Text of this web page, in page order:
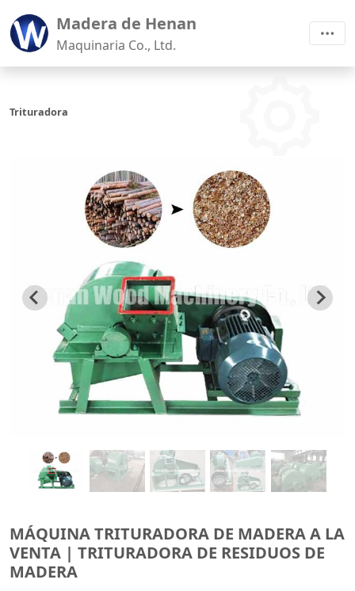
Madera de Henan
Maquinaria Co., Ltd.
Trituradora
MÁQUINA TRITURADORA DE MADERA A LA
VENTA | TRITURADORA DE RESIDUOS DE
MADERA